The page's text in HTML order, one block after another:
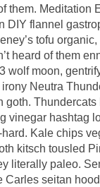
them. Meditation
DIY flannel
tofu
heard of them
wolf moon,
Neutra
goth.
vinegar hashtag
Kale chips
kitsch tousled
literally paleo.
Carles seitan